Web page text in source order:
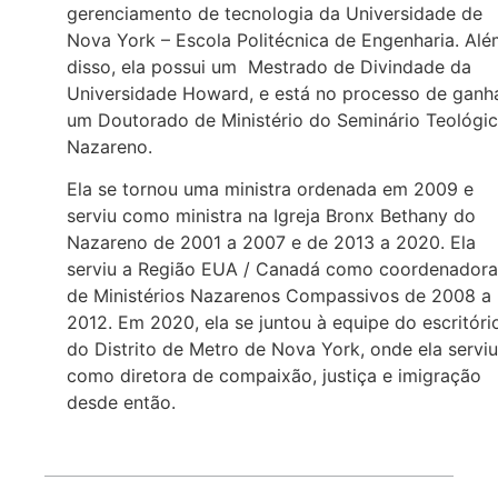
gerenciamento de tecnologia da Universidade de
Nova York – Escola Politécnica de Engenharia.
disso, ela possui um Mestrado de Divindade da
Universidade Howard, e está no processo de
um Doutorado de Ministério do Seminário
Nazareno.
Ela se tornou uma ministra ordenada em 2009 e
serviu como ministra na Igreja Bronx Bethany do
Nazareno de 2001 a 2007 e de 2013 a 2020. Ela
serviu a Região EUA / Canadá como coordenadora
de Ministérios Nazarenos Compassivos de 2008 a
2012. Em 2020, ela se juntou à equipe do
do Distrito de Metro de Nova York, onde ela serviu
como diretora de compaixão, justiça e imigração
desde então.